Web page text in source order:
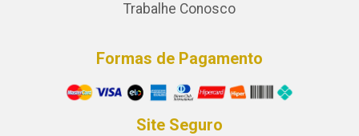
Trabalhe Conosco
Formas de Pagamento
Site Seguro